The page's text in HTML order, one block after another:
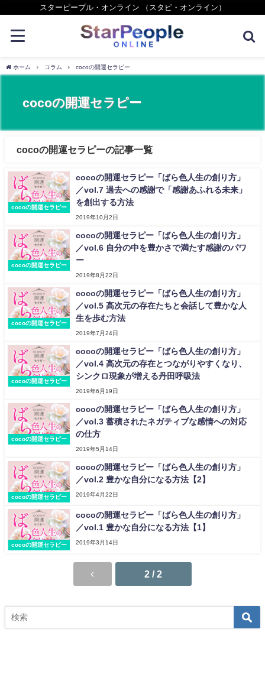
スターピープル・オンライン （スタピ・オンライン）
ホーム コラム cocoの開運セラピー
cocoの開運セラピー
cocoの開運セラピーの記事一覧
cocoの開運セラピー
cocoの開運セラピー「ばら色人生の創り方」
／vol.7 過去への感謝で「感謝あふれる未来」
を創出する方法
2019年10月2日
cocoの開運セラピー
cocoの開運セラピー「ばら色人生の創り方」
／vol.6 自分の中を豊かさで満たす感謝のパワ
ー
2019年8月22日
cocoの開運セラピー
cocoの開運セラピー「ばら色人生の創り方」
／vol.5 高次元の存在たちと会話して豊かな人
生を歩む方法
2019年7月24日
cocoの開運セラピー
cocoの開運セラピー「ばら色人生の創り方」
／vol.4 高次元の存在とつながりやすくなり、
シンクロ現象が増える丹田呼吸法
2019年6月19日
cocoの開運セラピー
cocoの開運セラピー「ばら色人生の創り方」
／vol.3 蓄積されたネガティブな感情への対応
の仕方
2019年5月14日
cocoの開運セラピー
cocoの開運セラピー「ばら色人生の創り方」
／vol.2 豊かな自分になる方法【2】
2019年4月22日
cocoの開運セラピー
cocoの開運セラピー「ばら色人生の創り方」
／vol.1 豊かな自分になる方法【1】
2019年3月14日
2 / 2